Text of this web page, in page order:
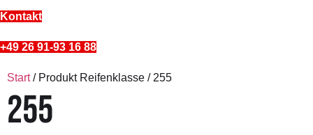
Kontakt
+49 26 91-93 16 88
Start/ Produkt Reifenklasse / 255
255